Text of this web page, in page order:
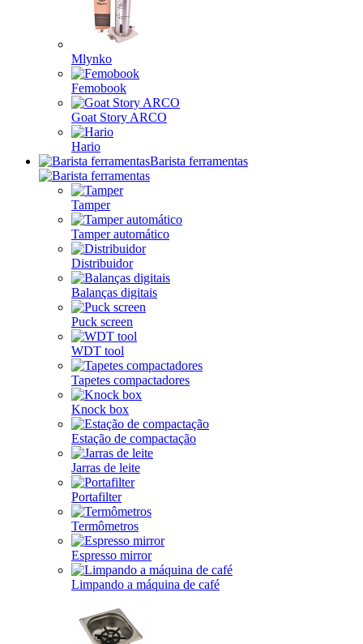
Mlynko
Femobook
Goat Story ARCO
Hario
Barista ferramentas
Tamper
Tamper automático
Distribuidor
Balanças digitais
Puck screen
WDT tool
Tapetes compactadores
Knock box
Estação de compactação
Jarras de leite
Portafilter
Termômetros
Espresso mirror
Limpando a máquina de café